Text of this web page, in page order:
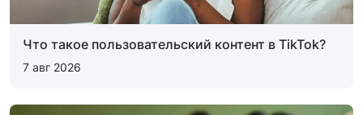
Что такое пользовательский контент в TikTok?
7 авг 2026